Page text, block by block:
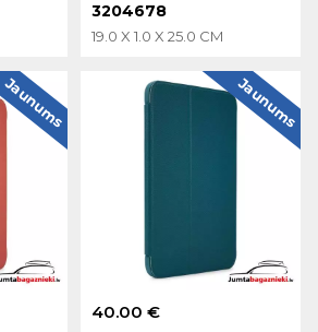
3204678
19.0 X 1.0 X 25.0 CM
Jaunums
40.00 €
Jaunums